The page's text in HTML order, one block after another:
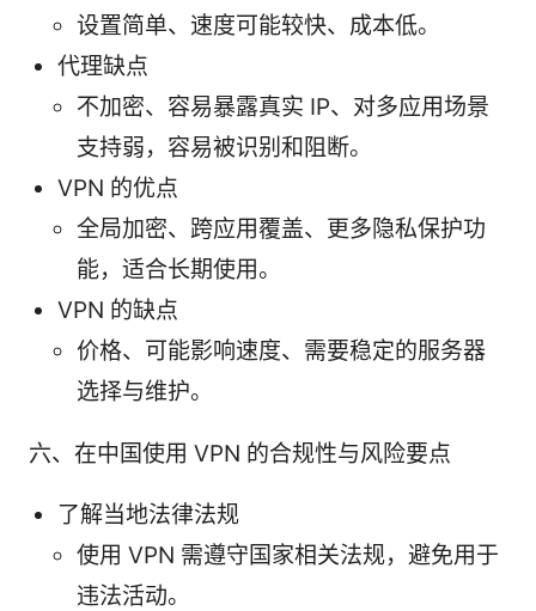
设置简单、速度可能较快、成本低。
代理缺点
不加密、容易暴露真实 IP、对多应用场景
支持弱，容易被识别和阻断。
VPN 的优点
全局加密、跨应用覆盖、更多隐私保护功
能，适合长期使用。
VPN 的缺点
价格、可能影响速度、需要稳定的服务器
选择与维护。
六、在中国使用 VPN 的合规性与风险要点
了解当地法律法规
使用 VPN 需遵守国家相关法规，避免用于
违法活动。